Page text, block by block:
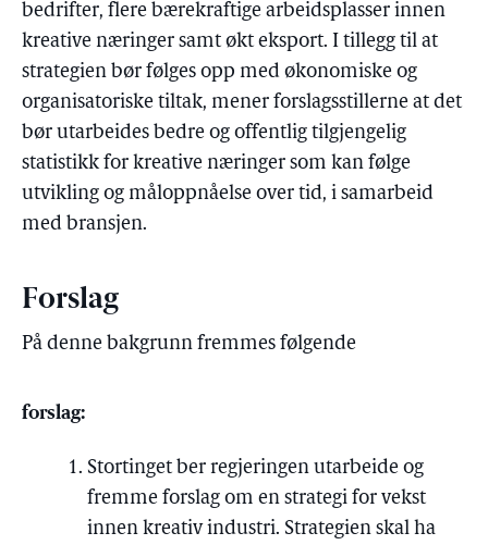
bedrifter, flere bærekraftige arbeidsplasser innen
kreative næringer samt økt eksport. I tillegg til at
strategien bør følges opp med økonomiske og
organisatoriske tiltak, mener forslagsstillerne at det
bør utarbeides bedre og offentlig tilgjengelig
statistikk for kreative næringer som kan følge
utvikling og måloppnåelse over tid, i samarbeid
med bransjen.
Forslag
På denne bakgrunn fremmes følgende
forslag:
Stortinget ber regjeringen utarbeide og
fremme forslag om en strategi for vekst
innen kreativ industri. Strategien skal ha